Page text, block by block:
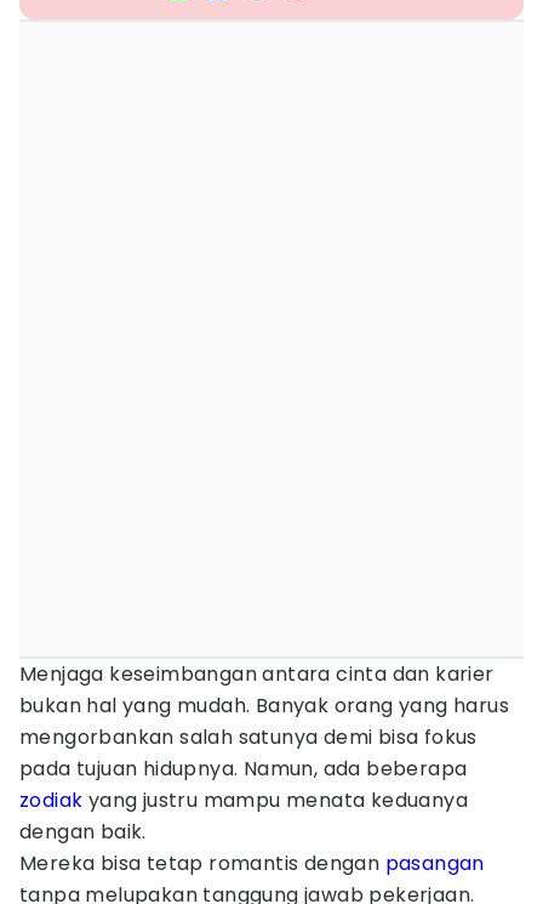
Menjaga keseimbangan antara cinta dan karier
bukan hal yang mudah. Banyak orang yang harus
mengorbankan salah satunya demi bisa fokus
pada tujuan hidupnya. Namun, ada beberapa
zodiak yang justru mampu menata keduanya
dengan baik.
Mereka bisa tetap romantis dengan pasangan
tanpa melupakan tanggung jawab pekerjaan.